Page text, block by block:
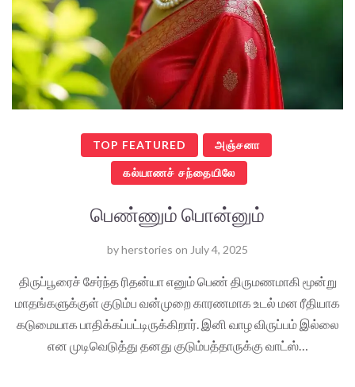
TOP FEATURED அஞ்சனா
கல்யாணச் சந்தையிலே
பெண்ணும் பொன்னும்
byherstories on July 4, 2025
திருப்பூரைச் சேர்ந்த ரிதன்யா எனும் பெண் திருமணமாகி மூன்று
மாதங்களுக்குள் குடும்ப வன்முறை காரணமாக உடல் மன ரீதியாக
கடுமையாக பாதிக்கப்பட்டிருக்கிறார். இனி வாழ விருப்பம் இல்லை
என முடிவெடுத்து தனது குடும்பத்தாருக்கு வாட்ஸ்…